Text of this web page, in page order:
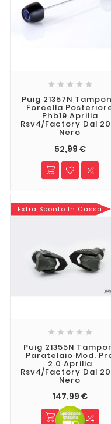
    
Puig 21357N
Forcella
Phb19 Aprilia
Rsv4/Factory Dal
Nero
52,99 €
Extra Sconto In Cassa
    
Puig 21355N
Paratelaio Mod.
2.0 Aprilia
Rsv4/Factory Dal
Nero
147,99 €